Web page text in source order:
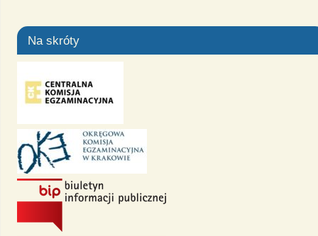
Na skróty